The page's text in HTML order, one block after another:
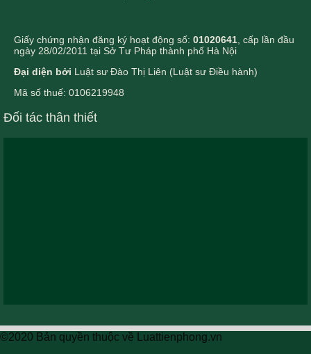
Giấy chứng nhận đăng ký hoạt động số: 01020641 , cấp lần đầu
ngày 28/02/2011 tại Sở Tư Pháp thành phố Hà Nội
Đại diện bởi Luật sư Đào Thị Liên (Luật sư Điều hành)
Mã số thuế: 0106219948
Đối tác thân thiết
©2020 Bản quyền thuộc về Luattienphong.vn